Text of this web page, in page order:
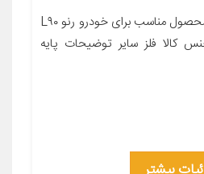
معرفی محصول جزئیات محصول مناسب برای خودرو رنو L۹۰
در بسته‌بندی ۱ جنس کالا فلز سایر توضیحات پایه